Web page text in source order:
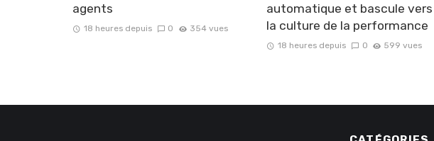
agents
18 heures depuis 0 354 vues
automatique et bascule vers
la culture de la performance
18 heures depuis 0 599 vues